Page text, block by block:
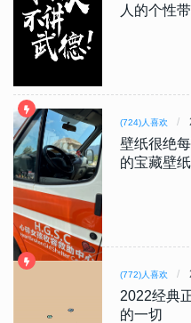
人的个性
(724)人喜欢
壁纸很绝
的宝藏壁
(772)人喜欢
2022经典
的一切